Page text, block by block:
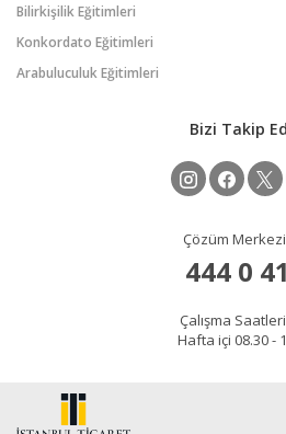
Bilirkişilik Eğitimleri
Konkordato Eğitimleri
Arabuluculuk Eğitimleri
Bizi Takip
Çözüm
444 0
Çalışma
Hafta içi 08.30 -